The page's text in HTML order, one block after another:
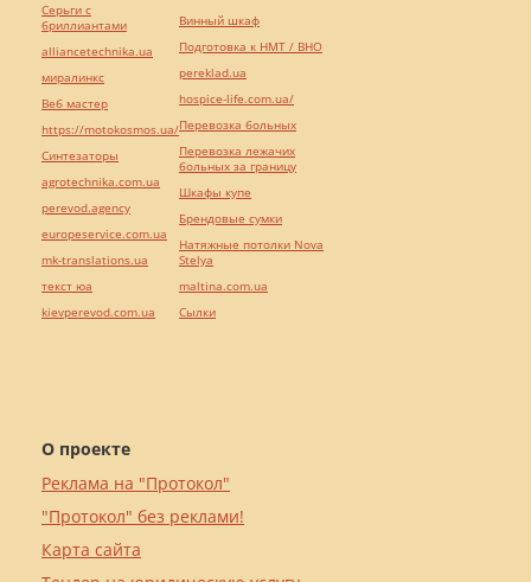
О проекте
Реклама на "Протокол"
"Протокол" без реклами!
Карта сайта
Серьги с
бриллиантами
alliancetechnika.ua
миралинкс
Веб мастер
https://motokosmos.ua/
Синтезаторы
agrotechnika.com.ua
perevod.agency
europeservice.com.ua
mk-translations.ua
текст юа
kievperevod.com.ua
Винный шкаф
Подготовка к НМТ / ВНО
pereklad.ua
hospice-life.com.ua/
Перевозка больных
Перевозка лежачих
больных за границу
Шкафы купе
Брендовые сумки
Натяжные потолки Nova
Stelya
maltina.com.ua
Cылки